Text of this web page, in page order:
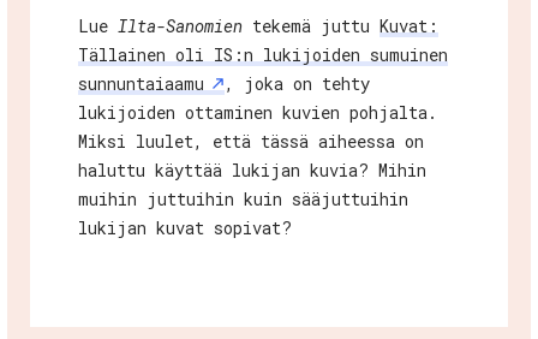
Lue Ilta-Sanomien tekemä juttu Kuvat:
Tällainen oli IS:n lukijoiden sumuinen
sunnuntaiaamu
, joka on tehty
lukijoiden ottaminen kuvien pohjalta.
Miksi luulet, että tässä aiheessa on
haluttu käyttää lukijan kuvia? Mihin
muihin juttuihin kuin sääjuttuihin
lukijan kuvat sopivat?